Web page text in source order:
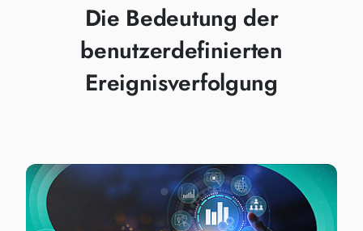
Die Bedeutung der
benutzerdefinierten
Ereignisverfolgung